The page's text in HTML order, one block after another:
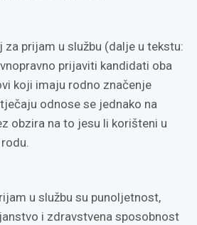
za prijam u službu (dalje u tekstu:
prijaviti kandidati oba
koji imaju rodno značenje
odnose se jednako na
obzira na to jesu li korišteni u
u službu su punoljetnost,
i zdravstvena sposobnost